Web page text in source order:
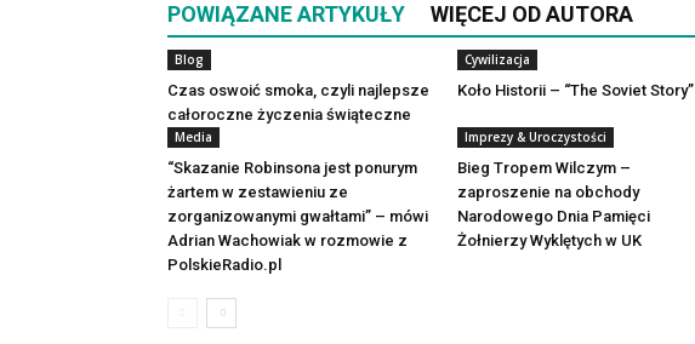
POWIĄZANE ARTYKUŁY WIĘCEJ OD AUTORA
Blog
Czas oswoić smoka, czyli najlepsze
całoroczne życzenia świąteczne
Cywilizacja
Koło Historii – “The Soviet Story”
Media
“Skazanie Robinsona jest ponurym
żartem w zestawieniu ze
zorganizowanymi gwałtami” – mówi
Adrian Wachowiak w rozmowie z
PolskieRadio.pl
Imprezy & Uroczystości
Bieg Tropem Wilczym –
zaproszenie na obchody
Narodowego Dnia Pamięci
Żołnierzy Wyklętych w UK